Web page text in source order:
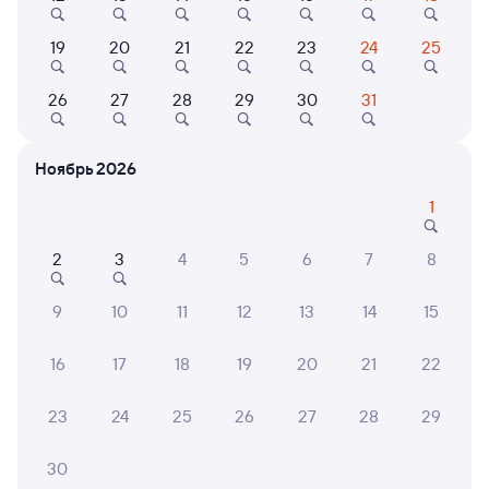
Онлайн-покупка за 4 минуты
Онлайн-возврат билетов без очереди в кассу
Выбор любимых мест на схемах вагонов
9,5
Дом у Байкала
19 20 21 22 23 24 25
26 27 28 29 30 31
Ноябрь 2026
1
2 3 4 5 6 7 8
9 10 11 12 13 14 15
16 17 18 19 20 21 22
23 24 25 26 27 28 29
30